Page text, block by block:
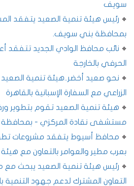
سويف
رئيس هيئة تنمية الصعيد يتفقد
بمحافظة بني سويف.
نائب محافظ الوادي الجديد تتفقد
الحرفي بالخارجة
نحو صعيد أخضر..هيئة تنمية الصعيد
الزراعي مع السفارة الإسبانية بالقاهرة
هيئة تنمية الصعيد تقوم بتطوير
مستشفى نقادة المركزي - بمحافظة
محافظ أسيوط يتفقد مشروعات تطوير
بعرب مطير والعوامر بالتعاون مع
رئيس هيئة تنمية الصعيد يبحث مع
التعاون المشترك لدعم جهود التنمية